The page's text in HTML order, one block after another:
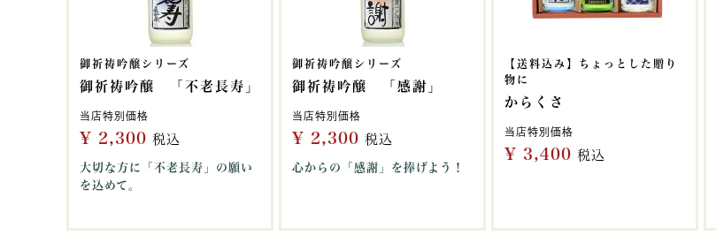
御祈祷吟醸シリーズ
御祈祷吟醸 「不老長寿」
当店特別価格
¥ 2,300 税込
大切な方に「不老長寿」の願い
を込めて。
御祈祷吟醸シリーズ
御祈祷吟醸 「感謝」
当店特別価格
¥ 2,300 税込
心からの「感謝」を捧げよう！
【送料込み】ちょっとした贈り
物に
からくさ
当店特別価格
¥ 3,400 税込